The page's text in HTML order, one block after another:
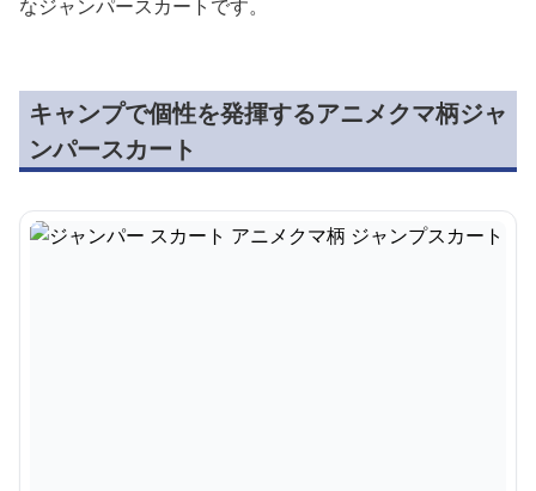
なジャンパースカートです。
キャンプで個性を発揮するアニメクマ柄ジャ
ンパースカート